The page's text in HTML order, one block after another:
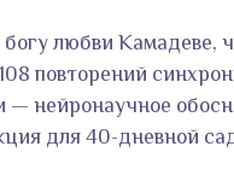
любви Камадеве,
повторений
нейронаучное
для 40-дневной